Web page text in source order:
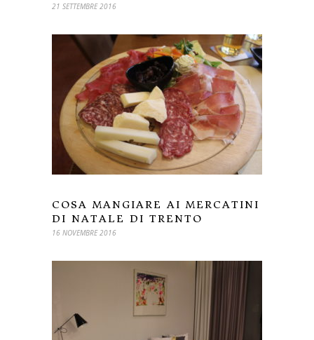
21 SETTEMBRE 2016
COSA MANGIARE AI MERCATINI
DI NATALE DI TRENTO
16 NOVEMBRE 2016